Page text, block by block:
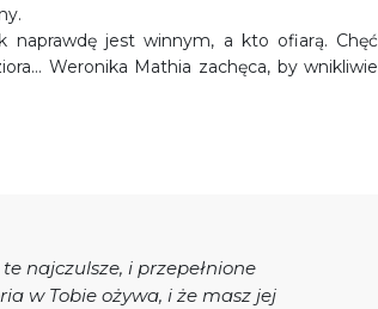
jest winnym, a kto ofiarą. Chęć
Weronika Mathia zachęca, by wnikliwie
najczulsze, i przepełnione
w Tobie ożywa, i że masz jej